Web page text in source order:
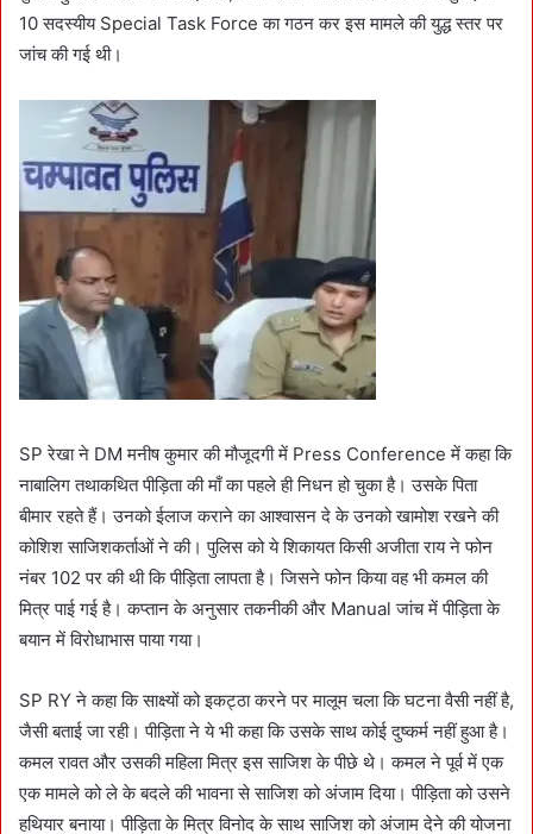
10 सदस्यीय Special Task Force का गठन कर इस मामले की युद्ध स्तर पर
जांच की गई थी।
SP रेखा ने DM मनीष कुमार की मौजूदगी में Press Conference में कहा कि
नाबालिग तथाकथित पीड़िता की माँ का पहले ही निधन हो चुका है। उसके पिता
बीमार रहते हैं। उनको ईलाज कराने का आश्वासन दे के उनको खामोश रखने की
कोशिश साजिशकर्ताओं ने की। पुलिस को ये शिकायत किसी अजीता राय ने फोन
नंबर 102 पर की थी कि पीड़िता लापता है। जिसने फोन किया वह भी कमल की
मित्र पाई गई है। कप्तान के अनुसार तकनीकी और Manual जांच में पीड़िता के
बयान में विरोधाभास पाया गया।
SP RY ने कहा कि साक्ष्यों को इकट्ठा करने पर मालूम चला कि घटना वैसी नहीं है,
जैसी बताई जा रही। पीड़िता ने ये भी कहा कि उसके साथ कोई दुष्कर्म नहीं हुआ है।
कमल रावत और उसकी महिला मित्र इस साजिश के पीछे थे। कमल ने पूर्व में एक
एक मामले को ले के बदले की भावना से साजिश को अंजाम दिया। पीड़िता को उसने
हथियार बनाया। पीड़िता के मित्र विनोद के साथ साजिश को अंजाम देने की योजना